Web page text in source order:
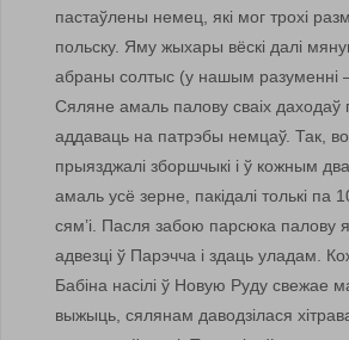
пастаўлены немец, які мог трохі
польску. Яму жыхары вёскі далі
абраны солтыс (у нашым разуменні –
Сяляне амаль палову сваіх даходаў
аддаваць на патрэбы немцаў. Так,
прыязджалі зборшчыкі і ў кожным
амаль усё зерне, пакідалі толькі па
сям’і. Пасля забою парсюка палову
адвезці ў Парэчча і здаць уладам.
Бабіна насілі ў Новую Руду свежае
выжыць, сялянам даводзілася